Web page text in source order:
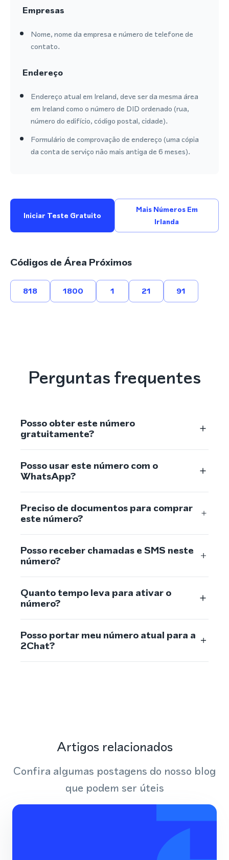
Empresas
Nome, nome da empresa e número de telefone de
contato.
Endereço
Endereço atual em Ireland, deve ser da mesma área
em Ireland como o número de DID ordenado (rua,
número do edifício, código postal, cidade).
Formulário de comprovação de endereço (uma cópia
da conta de serviço não mais antiga de 6 meses).
Iniciar Teste Gratuito
Mais Números Em
Irlanda
Códigos de Área Próximos
818 1800 1 21 91
Perguntas frequentes
Posso obter este número
gratuitamente?
Posso usar este número com o
WhatsApp?
Preciso de documentos para comprar
este número?
Posso receber chamadas e SMS neste
número?
Quanto tempo leva para ativar o
número?
Posso portar meu número atual para a
2Chat?
Artigos relacionados
Confira algumas postagens do nosso blog
que podem ser úteis